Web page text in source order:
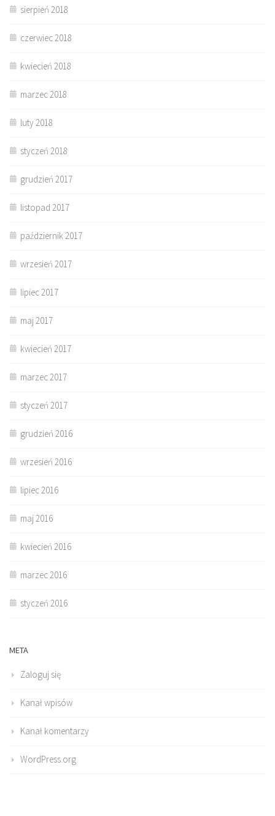
sierpień 2018
czerwiec 2018
kwiecień 2018
marzec 2018
luty 2018
styczeń 2018
grudzień 2017
listopad 2017
październik 2017
wrzesień 2017
lipiec 2017
maj 2017
kwiecień 2017
marzec 2017
styczeń 2017
grudzień 2016
wrzesień 2016
lipiec 2016
maj 2016
kwiecień 2016
marzec 2016
styczeń 2016
META
Zaloguj się
Kanał wpisów
Kanał komentarzy
WordPress.org